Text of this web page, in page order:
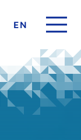
EN